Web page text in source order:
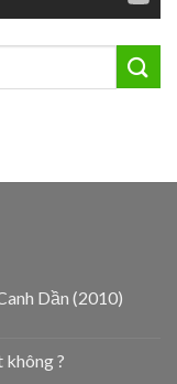
Dần (2010)
?